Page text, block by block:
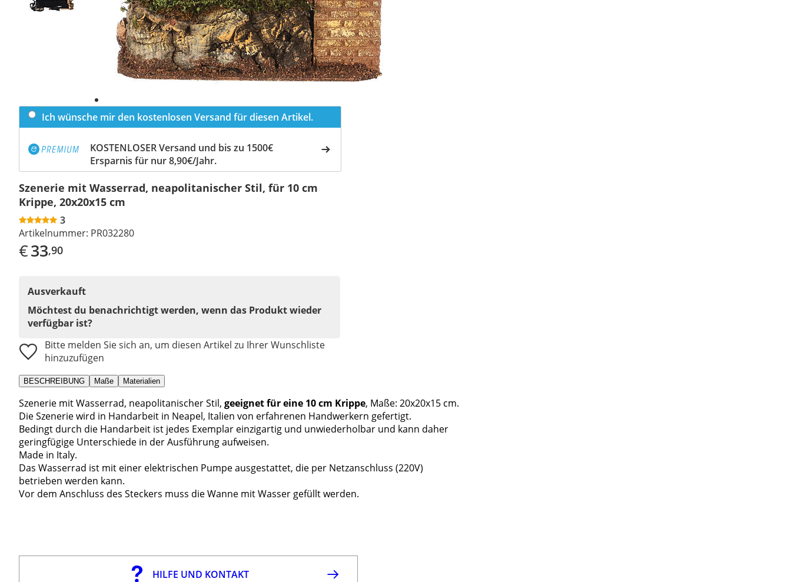
Ich wünsche mir den kostenlosen Versand für diesen Artikel.
KOSTENLOSER Versand und bis zu 1500€
Ersparnis für nur 8,90€/Jahr.
Szenerie mit Wasserrad, neapolitanischer Stil, für 10 cm
Krippe, 20x20x15 cm
3
Artikelnummer: PR032280
€33,90
Ausverkauft
Möchtest du benachrichtigt werden, wenn das Produkt wieder
verfügbar ist?
Bitte melden Sie sich an, um diesen Artikel zu Ihrer Wunschliste
hinzuzufügen
BESCHREIBUNG Maße Materialien
Szenerie mit Wasserrad, neapolitanischer Stil, geeignet für eine 10 cm Krippe, Maße: 20x20x15 cm.
Die Szenerie wird in Handarbeit in Neapel, Italien von erfahrenen Handwerkern gefertigt.
Bedingt durch die Handarbeit ist jedes Exemplar einzigartig und unwiederholbar und kann daher
geringfügige Unterschiede in der Ausführung aufweisen.
Made in Italy.
Das Wasserrad ist mit einer elektrischen Pumpe ausgestattet, die per Netzanschluss (220V)
betrieben werden kann.
Vor dem Anschluss des Steckers muss die Wanne mit Wasser gefüllt werden.
HILFE UND KONTAKT